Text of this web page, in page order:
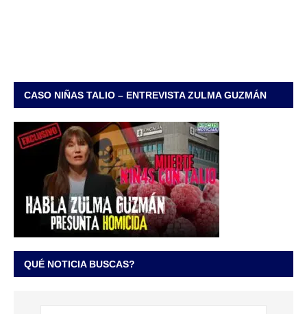
CASO NIÑAS TALIO – ENTREVISTA ZULMA GUZMÁN
QUÉ NOTICIA BUSCAS?